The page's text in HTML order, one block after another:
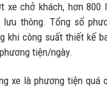
xe chở khách, hơn
lưu thông. Tổng số
khi công suất thiết kế
tiện/ngày.
xe là phương tiện quá